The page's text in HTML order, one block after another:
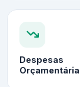
Despesas